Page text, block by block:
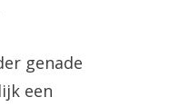
genade
een